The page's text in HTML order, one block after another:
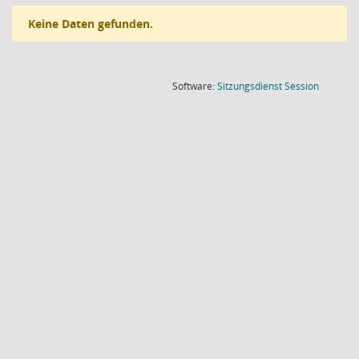
Keine Daten gefunden.
Software:SitzungsdienstSession(Wird in